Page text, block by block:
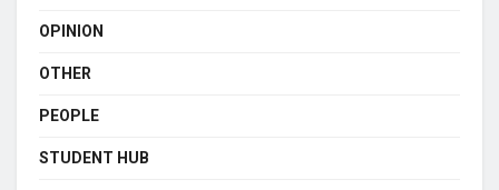
OPINION
OTHER
PEOPLE
STUDENT HUB